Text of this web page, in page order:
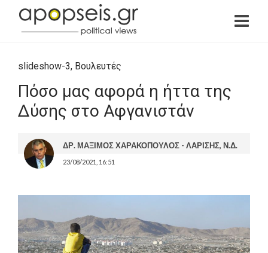
slideshow-3, Βουλευτές
Πόσο μας αφορά η ήττα της
Δύσης στο Αφγανιστάν
ΔΡ. ΜΑΞΙΜΟΣ ΧΑΡΑΚΟΠΟΥΛΟΣ - ΛΑΡΙΣΗΣ, Ν.Δ.
23/08/2021, 16:51